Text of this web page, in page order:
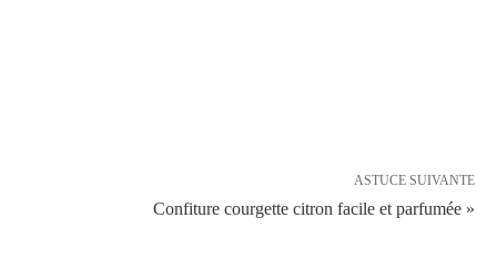
ASTUCE SUIVANTE
Confiture courgette citron facile et parfumée »